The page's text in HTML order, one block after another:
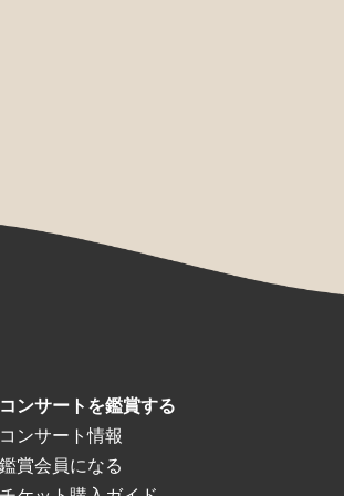
コンサートを鑑賞する
コンサート情報
鑑賞会員になる